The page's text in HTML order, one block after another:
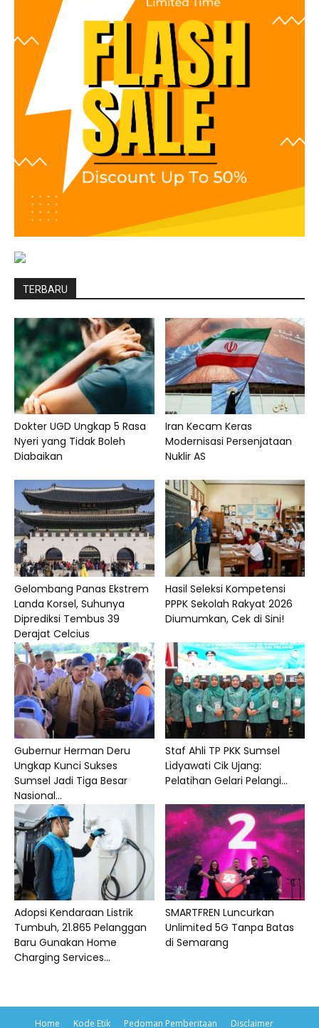
TERBARU
Dokter UGD Ungkap 5 Rasa
Nyeri yang Tidak Boleh
Diabaikan
Iran Kecam Keras
Modernisasi Persenjataan
Nuklir AS
Gelombang Panas Ekstrem
Landa Korsel, Suhunya
Diprediksi Tembus 39
Derajat Celcius
Hasil Seleksi Kompetensi
PPPK Sekolah Rakyat 2026
Diumumkan, Cek di Sini!
Gubernur Herman Deru
Ungkap Kunci Sukses
Sumsel Jadi Tiga Besar
Nasional...
Staf Ahli TP PKK Sumsel
Lidyawati Cik Ujang:
Pelatihan Gelari Pelangi...
Adopsi Kendaraan Listrik
Tumbuh, 21.865 Pelanggan
Baru Gunakan Home
Charging Services...
SMARTFREN Luncurkan
Unlimited 5G Tanpa Batas
di Semarang
Home Kode Etik Pedoman Pemberitaan Disclaimer